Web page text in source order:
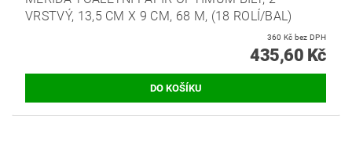
VRSTVÝ, 13,5 CM X 9 CM, 68 M, (18 ROLÍ/BAL)
360 Kč bez DPH
435,60 Kč